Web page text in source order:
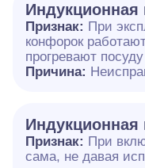
Индукционная
Признак: При
конфорок
прогревают посуду
Причина:
Индукционная
Признак: При
сама, не давая